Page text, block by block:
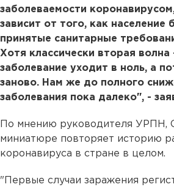
заболеваемости
зависит от того, как население
принятые санитарные
Хотя классически вторая волна
заболевание уходит в ноль, а
заново. Нам же до полного
заболевания пока далеко", -
По мнению руководителя УРПН,
миниатюре повторяет историю
коронавируса в стране в целом.
"Первые случаи заражения